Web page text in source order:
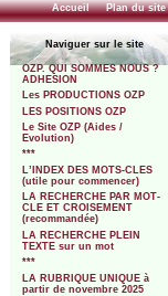
Accueil Plan du site
Naviguer sur le site
OZP. QUI SOMMES NOUS ?
ADHESION
Les PRODUCTIONS OZP
LES POSITIONS OZP
Le Site OZP (Aides /
Evolution)
***
L’INDEX DES MOTS-CLES
(utile pour commencer)
LA RECHERCHE PAR MOT-
CLE ET CROISEMENT
(recommandée)
LA RECHERCHE PLEIN
TEXTE sur un mot
***
LA RUBRIQUE UNIQUE à
partir de novembre 2025